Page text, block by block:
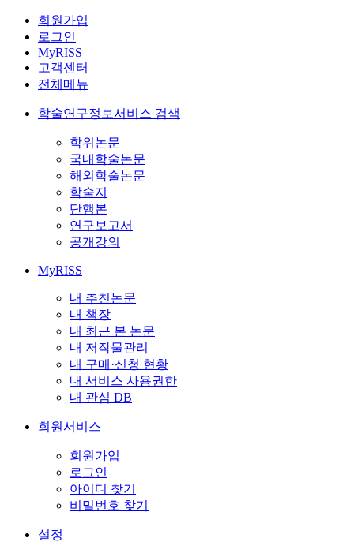
회원가입
로그인
MyRISS
고객센터
전체메뉴
학술연구정보서비스 검색
학위논문
국내학술논문
해외학술논문
학술지
단행본
연구보고서
공개강의
MyRISS
내 추천논문
내 책장
내 최근 본 논문
내 저작물관리
내 구매·신청 현황
내 서비스 사용권한
내 관심 DB
회원서비스
회원가입
로그인
아이디 찾기
비밀번호 찾기
설정